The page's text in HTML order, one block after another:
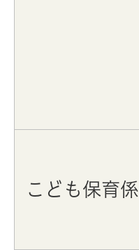
こども保育係